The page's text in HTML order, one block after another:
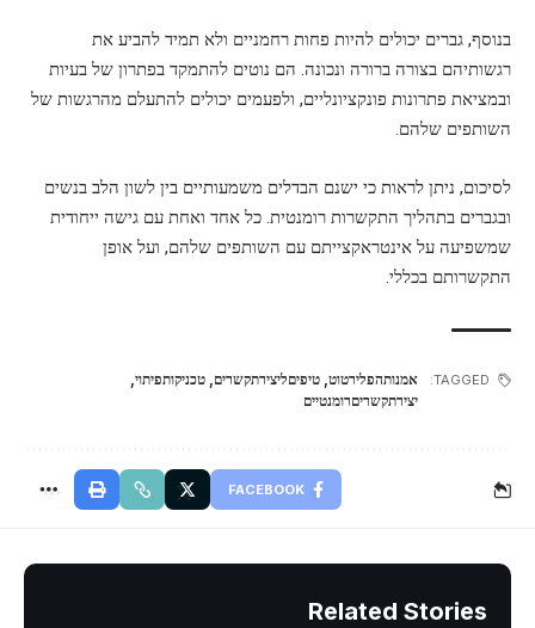
בנוסף, גברים יכולים להיות פחות רחמניים ולא תמיד להביע את
רגשותיהם בצורה ברורה ונכונה. הם נוטים להתמקד בפתרון של בעיות
ובמציאת פתרונות פונקציונליים, ולפעמים יכולים להתעלם מהרגשות של
השותפים שלהם.
לסיכום, ניתן לראות כי ישנם הבדלים משמעותיים בין לשון הלב בנשים
ובגברים בתהליך התקשרות רומנטית. כל אחד ואחת עם גישה ייחודית
שמשפיעה על אינטראקצייתם עם השותפים שלהם, ועל אופן
התקשרותם בכללי.
TAGGED: אמנותהפלירטוט, טיפיםליצירתקשרים, טכניקותפיתוי,
יצירתקשריםרומנטיים
FACEBOOK
Related Stories